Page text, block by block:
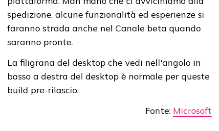
spedizione, alcune funzionalità ed esperienze si
faranno strada anche nel Canale beta quando
saranno pronte.
La filigrana del desktop che vedi nell'angolo in
basso a destra del desktop è normale per queste
build pre-rilascio.
Fonte: Microsoft